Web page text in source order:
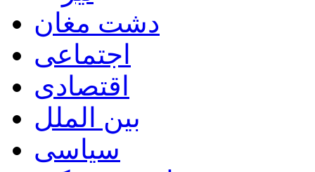
دشت مغان
اجتماعی
اقتصادی
بین الملل
سیاسی